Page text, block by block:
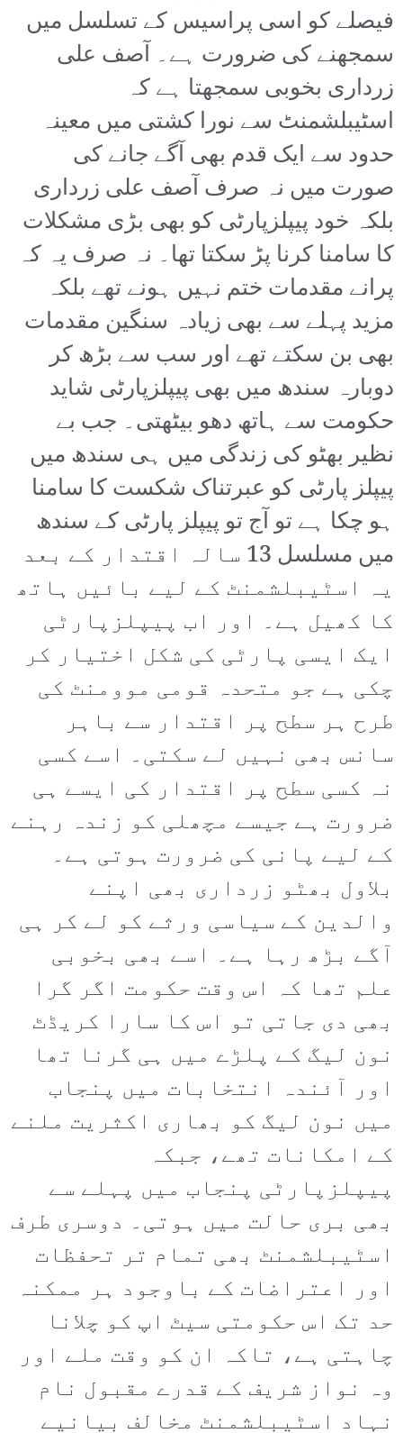
فیصلے کو اسی پراسیس کے تسلسل میں
سمجھنے کی ضرورت ہے۔ آصف علی
زرداری بخوبی سمجھتا ہے کہ
اسٹیبلشمنٹ سے نورا کشتی میں معینہ
حدود سے ایک قدم بھی آگے جانے کی
صورت میں نہ صرف آصف علی زرداری
بلکہ خود پیپلزپارٹی کو بھی بڑی مشکلات
کا سامنا کرنا پڑ سکتا تھا۔ نہ صرف یہ کہ
پرانے مقدمات ختم نہیں ہونے تھے بلکہ
مزید پہلے سے بھی زیادہ سنگین مقدمات
بھی بن سکتے تھے اور سب سے بڑھ کر
دوبارہ سندھ میں بھی پیپلزپارٹی شاید
حکومت سے ہاتھ دھو بیٹھتی۔ جب بے
نظیر بھٹو کی زندگی میں ہی سندھ میں
پیپلز پارٹی کو عبرتناک شکست کا سامنا
ہو چکا ہے تو آج تو پیپلز پارٹی کے سندھ
میں مسلسل 13 سالہ اقتدار کے بعد
یہ اسٹیبلشمنٹ کے لیے بائیں ہاتھ
کا کھیل ہے۔ اور اب پیپلزپارٹی
ایک ایسی پارٹی کی شکل اختیار کر
چکی ہے جو متحدہ قومی موومنٹ کی
طرح ہر سطح پر اقتدار سے باہر
سانس بھی نہیں لے سکتی۔ اسے کسی
نہ کسی سطح پر اقتدار کی ایسے ہی
ضرورت ہے جیسے مچھلی کو زندہ رہنے
کے لیے پانی کی ضرورت ہوتی ہے۔
بلاول بھٹو زرداری بھی اپنے
والدین کے سیاسی ورثے کو لے کر ہی
آگے بڑھ رہا ہے۔ اسے بھی بخوبی
علم تھا کہ اس وقت حکومت اگر گرا
بھی دی جاتی تو اس کا سارا کریڈٹ
نون لیگ کے پلڑے میں ہی گرنا تھا
اور آئندہ انتخابات میں پنجاب
میں نون لیگ کو بھاری اکثریت ملنے
کے امکانات تھے، جبکہ
پیپلزپارٹی پنجاب میں پہلے سے
بھی بری حالت میں ہوتی۔ دوسری طرف
اسٹیبلشمنٹ بھی تمام تر تحفظات
اور اعتراضات کے باوجود ہر ممکنہ
حد تک اس حکومتی سیٹ اپ کو چلانا
چاہتی ہے، تاکہ ان کو وقت ملے اور
وہ نواز شریف کے قدرے مقبول نام
نہاد اسٹیبلشمنٹ مخالف بیانیے